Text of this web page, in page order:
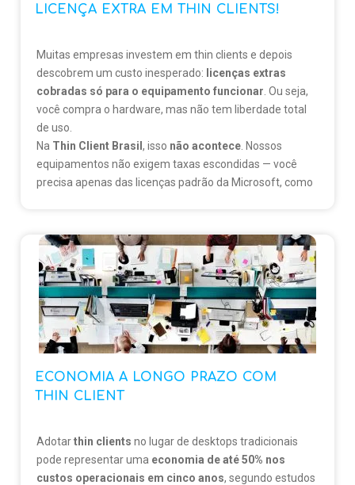
Clientspodem ser aliados na proteção dos seus dados.
LICENÇA EXTRA EM THIN CLIENTS!
Muitas empresas investem em thin clients e depois
descobrem um custo inesperado: licenças extras
cobradas só para o equipamento funcionar . Ou seja,
você compra o hardware, mas não tem liberdade total
de uso.
Na Thin Client Brasil , isso não acontece . Nossos
equipamentos não exigem taxas escondidas — você
precisa apenas das licenças padrão da Microsoft, como
✅Orçamento previsível
✅Escalabilidade sem amarras
Pare de pagar por algo que já deveria ser seu.Libere
sua TI das licenças desnecessárias e economize de
verdade.
ECONOMIA A LONGO PRAZO COM
THIN CLIENT
Adotarthin clients no lugar de desktops tradicionais
pode representar uma economia de até 50% nos
custos operacionais em cinco anos, segundo estudos